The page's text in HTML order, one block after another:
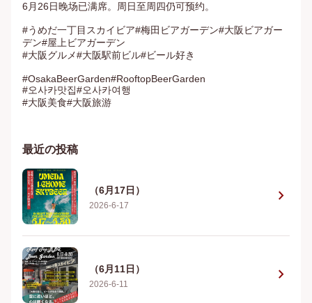
6月26日晚场已满席。周日至周四仍可预约。
#うめだ一丁目スカイビア#梅田ビアガーデン#大阪ビアガー
デン#屋上ビアガーデン
#大阪グルメ#大阪駅前ビル#ビール好き
#OsakaBeerGarden#RooftopBeerGarden
#오사카맛집#오사카여행
#大阪美食#大阪旅游
最近の投稿
（6月17日）
2026-6-17 chevron_right
（6月11日）
2026-6-11 chevron_right